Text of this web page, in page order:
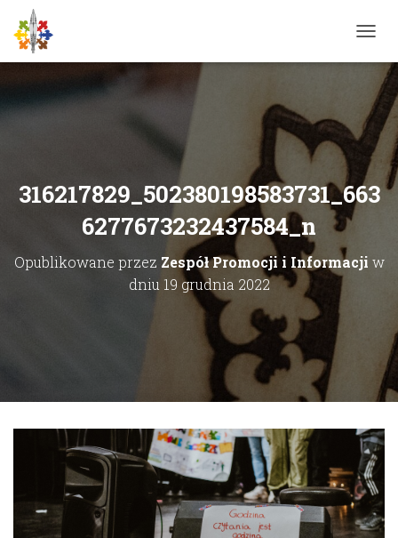
R
Ł
Ą
C
Z
N
A
A
316217829_502380198583731_663
6277673232437584_n
Opublikowane przez Zespół Promocji i Informacji w
dniu 19 grudnia 2022